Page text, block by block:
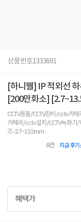
상품번호1333691
[하니웰] IP 적외선
[200만화소]
CCTV용품/CCTV장비/cctv카
카메라/cctv설치/CCTV녹화기/
즈-2.7~13.5mm
0건 지금 후기
혜택가